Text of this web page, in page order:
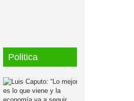
Politica